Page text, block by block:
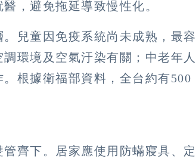
，避免拖延導致慢性化。
兒童因免疫系統尚未成熟，最容
環境及空氣汙染有關；中老年人
根據衛福部資料，全台約有500
齊下。居家應使用防蟎寢具、定